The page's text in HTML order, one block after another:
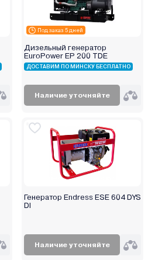
Под заказ 5 дней
Дизельный генератор
EuroPower EP 200 TDE
ДОСТАВИМ ПО МИНСКУ БЕСПЛАТНО
Наличие уточняйте
Генератор Endress ESE 604 DYS
DI
Наличие уточняйте